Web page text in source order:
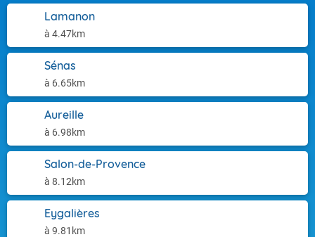
Lamanon
à 4.47km
Sénas
à 6.65km
Aureille
à 6.98km
Salon-de-Provence
à 8.12km
Eygalières
à 9.81km